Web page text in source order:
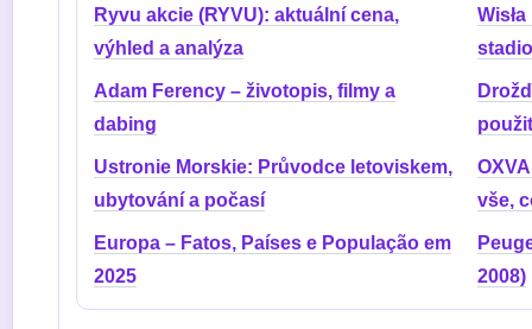
Ryvu akcie (RYVU): aktuální cena,
výhled a analýza
Adam Ferency – životopis, filmy a
dabing
Ustronie Morskie: Průvodce letoviskem,
ubytování a počasí
vše,
Europa – Fatos, Países e População em
2025
2008)